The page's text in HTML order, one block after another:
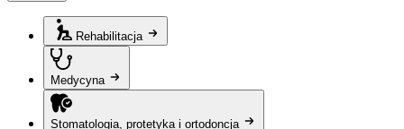
Rehabilitacja
Medycyna
Stomatologia, protetyka i ortodoncja